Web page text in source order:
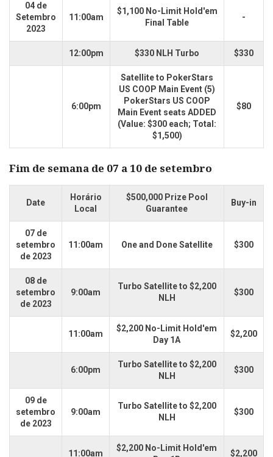
04 de
Setembro
2023
11:00am
$1,100 No-Limit Hold'em
Final Table
-
12:00pm $330 NLH Turbo $330
6:00pm
Satellite to PokerStars
US COOP Main Event (5)
PokerStars US COOP
Main Event seats ADDED
(Value: $300 each; Total:
$1,500)
$80
Fim de semana de 07 a 10 de setembro
Date
Horário
Local
$500,000 Prize Pool
Guarantee
Buy-in
07 de
setembro
de 2023
11:00am One and Done Satellite $300
08 de
setembro
de 2023
9:00am
Turbo Satellite to $2,200
NLH
$300
11:00am
$2,200 No-Limit Hold'em
Day 1A
$2,200
6:00pm
Turbo Satellite to $2,200
NLH
$300
09 de
setembro
de 2023
9:00am
Turbo Satellite to $2,200
NLH
$300
11:00am
$2,200 No-Limit Hold'em
$2,200